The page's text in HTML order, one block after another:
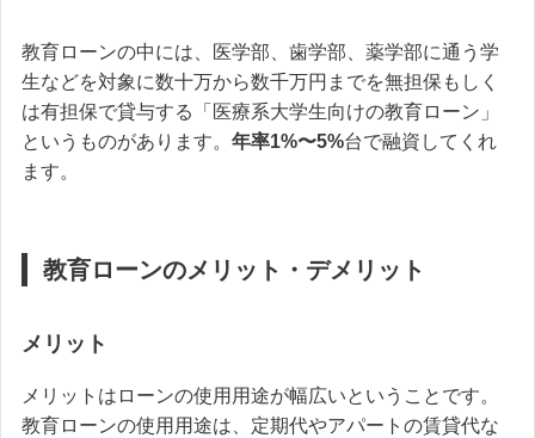
教育ローンの中には、医学部、歯学部、薬学部に通う学
生などを対象に数十万から数千万円までを無担保もしく
は有担保で貸与する「医療系大学生向けの教育ローン」
というものがあります。 年率1%〜5%台で融資してくれ
ます。
教育ローンのメリット・デメリット
メリット
メリットはローンの使用用途が幅広いということです。
教育ローンの使用用途は、定期代やアパートの賃貸代な